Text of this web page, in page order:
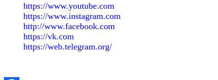
https://www.youtube.com
https://www.instagram.com
http://www.facebook.com
https://vk.com
https://web.telegram.org/